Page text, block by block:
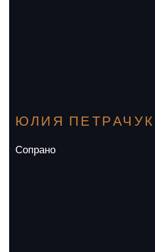
ЮЛИЯ ПЕТРАЧУК
Сопрано